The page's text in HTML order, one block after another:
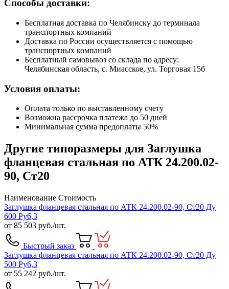
Способы доставки:
Бесплатная доставка по Челябинску до терминала
транспортных компаний
Доставка по России осуществляется с помощью
транспортных компаний
Бесплатный самовывоз со склада по адресу:
Челябинская область, с. Миасское, ул. Торговая 15б
Условия оплаты:
Оплата только по выставленному счету
Возможна рассрочка платежа до 50 дней
Минимальная сумма предоплаты 50%
Другие типоразмеры для Заглушка
фланцевая стальная по АТК 24.200.02-
90, Ст20
Наименование Стоимость
Заглушка фланцевая стальная по АТК 24.200.02-90, Ст20 Ду
600 Ру6,3
от 85 503 руб./шт.
Быстрый заказ
Заглушка фланцевая стальная по АТК 24.200.02-90, Ст20 Ду
500 Ру6,3
от 55 242 руб./шт.